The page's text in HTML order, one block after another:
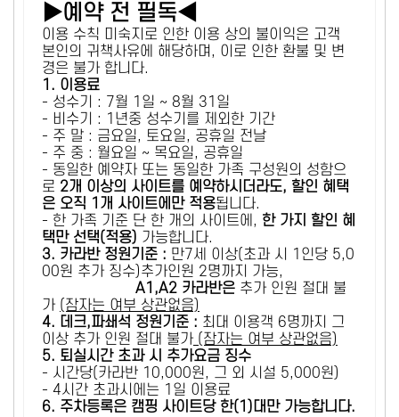
▶예약 전 필독◀
이용 수칙 미숙지로 인한 이용 상의 불이익은 고객
본인의 귀책사유에 해당하며, 이로 인한 환불 및 변
경은 불가 합니다.
1. 이용료
- 성수기 : 7월 1일 ~ 8월 31일
- 비수기 : 1년중 성수기를 제외한 기간
- 주 말 : 금요일, 토요일, 공휴일 전날
- 주 중 : 월요일 ~ 목요일, 공휴일
- 동일한 예약자 또는 동일한 가족 구성원의 성함으
로 2개 이상의 사이트를 예약하시더라도, 할인 혜택
은 오직 1개 사이트에만 적용됩니다.
- 한 가족 기준 단 한 개의 사이트에, 한 가지 할인 혜
택만 선택(적용) 가능합니다.
3. 카라반 정원기준 : 만7세 이상(초과 시 1인당 5,0
00원 추가 징수)추가인원 2명까지 가능,
A1,A2 카라반은 추가 인원 절대 불
가 (잠자는 여부 상관없음)
4. 데크,파쇄석 정원기준 : ​최대 이용객 6명까지 그
이상 추가 인원 절대 불가 (잠자는 여부 상관없음)
5. 퇴실시간 초과 시 추가요금 징수
- 시간당(카라반 10,000원, 그 외 시설 5,000원)
- 4시간 초과시에는 1일 이용료
6. 주차등록은 캠핑 사이트당 한(1)대만 가능합니다.